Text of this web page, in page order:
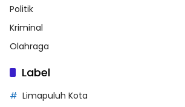
Politik
Kriminal
Olahraga
Label
Limapuluh Kota